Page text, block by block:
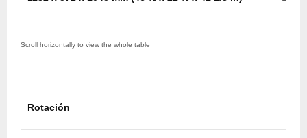
Rotación